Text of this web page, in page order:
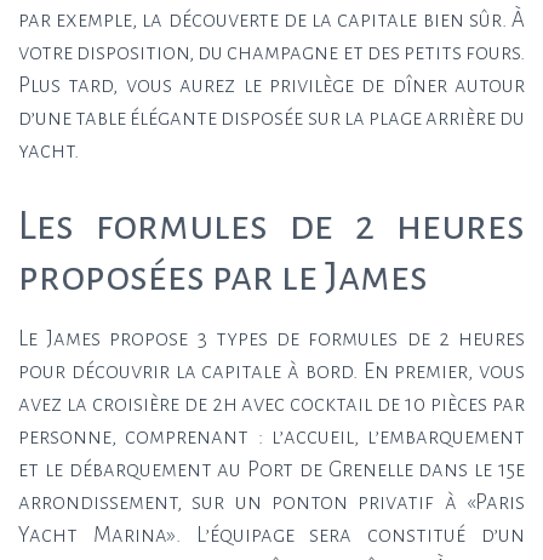
par exemple, la découverte de la capitale bien sûr. À
votre disposition, du champagne et des petits fours.
Plus tard, vous aurez le privilège de dîner autour
d’une table élégante disposée sur la plage arrière du
yacht.
Les formules de 2 heures
proposées par le James
Le James propose 3 types de formules de 2 heures
pour découvrir la capitale à bord. En premier, vous
avez la croisière de 2h avec cocktail de 10 pièces par
personne, comprenant : l’accueil, l’embarquement
et le débarquement au Port de Grenelle dans le 15e
arrondissement, sur un ponton privatif à «Paris
Yacht Marina». L’équipage sera constitué d’un